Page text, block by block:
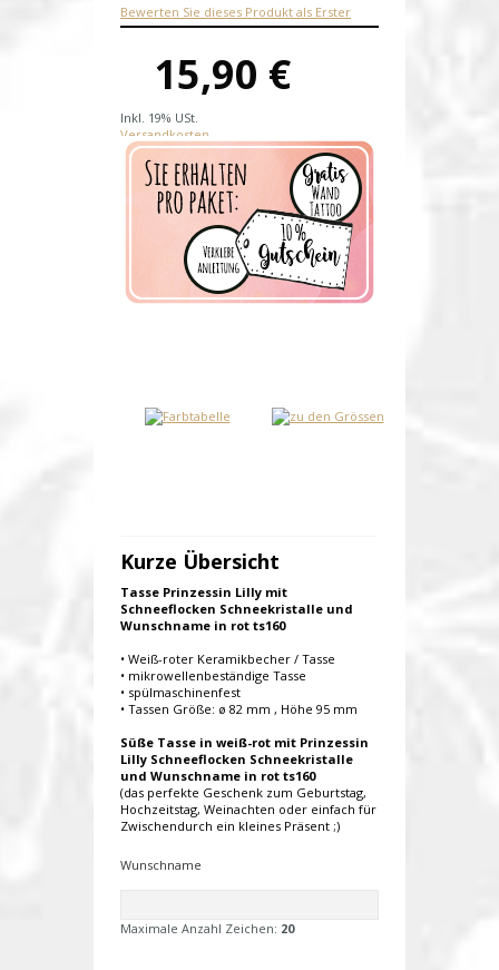
Bewerten Sie dieses Produkt als Erster
15,90 €
Inkl. 19% USt.
Versandkosten
Produktnummer:
Verfügbarkeit: Auf Lager
Lieferzeit: 1-2 Werktage nach
Zahungseingang
Kurze Übersicht
Tasse Prinzessin Lilly mit
Schneeflocken Schneekristalle und
Wunschname in rot ts160
• Weiß-roter Keramikbecher / Tasse
• mikrowellenbeständige Tasse
• spülmaschinenfest
• Tassen Größe: ø 82 mm , Höhe 95 mm
Süße Tasse in weiß-rot mit Prinzessin
Lilly Schneeflocken Schneekristalle
und Wunschname in rot ts160
(das perfekte Geschenk zum Geburtstag,
Hochzeitstag, Weinachten oder einfach für
Zwischendurch ein kleines Präsent ;)
Wunschname
Maximale Anzahl Zeichen: 20